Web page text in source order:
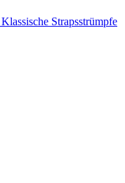
Strapsstrümpfe